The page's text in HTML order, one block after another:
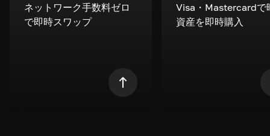
ネットワーク手数料ゼロ
で即時スワップ
Visa・Mastercardで
資産を即時購入